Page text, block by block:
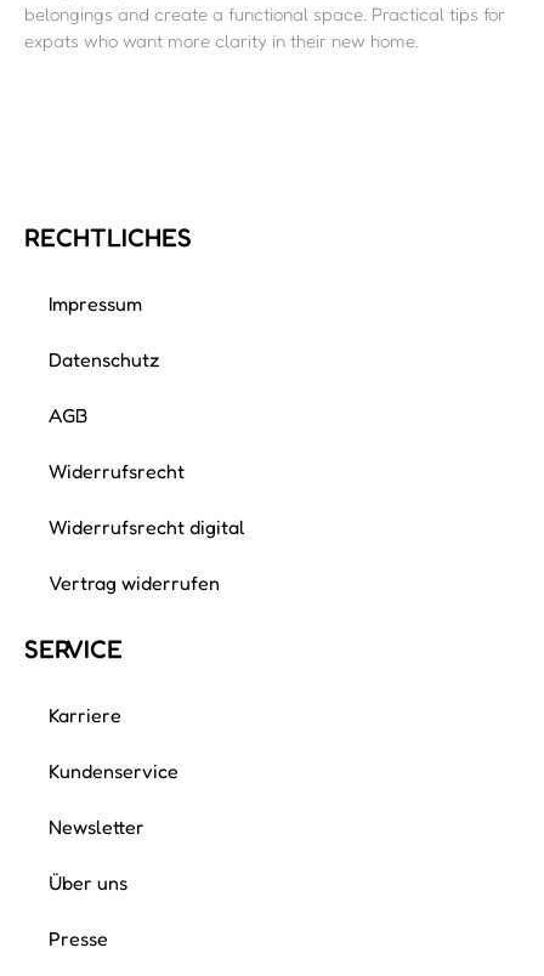
belongings and create a functional space. Practical tips for
expats who want more clarity in their new home.
RECHTLICHES
Impressum
Datenschutz
AGB
Widerrufsrecht
Widerrufsrecht digital
Vertrag widerrufen
SERVICE
Karriere
Kundenservice
Newsletter
Über uns
Presse